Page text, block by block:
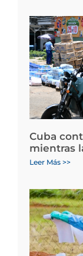
Cuba
mientras
Leer Más >>